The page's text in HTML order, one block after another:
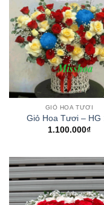
GIỎ HOA TƯƠI
Giỏ Hoa Tươi – HG
1.100.000₫